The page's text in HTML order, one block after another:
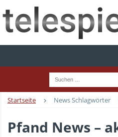
Startseite News Schlagwörter
Pfand News –